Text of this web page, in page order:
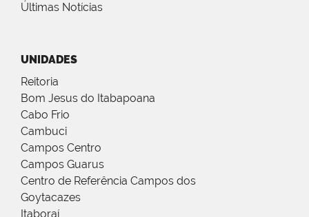
Últimas Notícias
UNIDADES
Reitoria
Bom Jesus do Itabapoana
Cabo Frio
Cambuci
Campos Centro
Campos Guarus
Centro de Referência Campos dos
Goytacazes
Itaboraí